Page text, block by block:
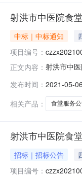
射洪市中医院食
中标｜中标通知
项目编号：
正文内容： 射洪市中
式：项目
正全
发布时间： 2021-05-06
相关产品：
食堂服务公
射洪市中医院食
招标｜招标公告
项目编号：